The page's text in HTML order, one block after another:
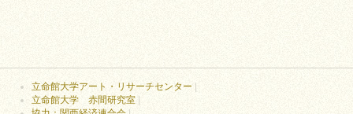
立命館大学アート・リサーチセンター
立命館大学 赤間研究室